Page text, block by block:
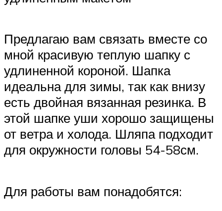
Предлагаю вам связать вместе со
мной красивую теплую шапку с
удлиненной короной. Шапка
идеальна для зимы, так как внизу
есть двойная вязанная резинка. В
этой шапке уши хорошо защищены
от ветра и холода. Шляпа подходит
для окружности головы 54-58см.
Для работы вам понадобятся: